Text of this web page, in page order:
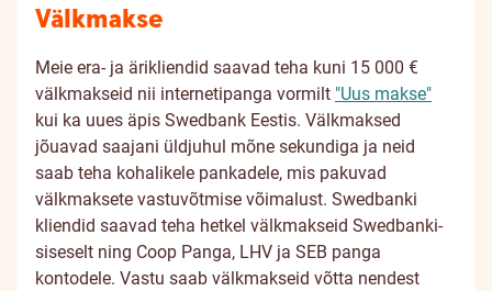
Välkmakse
Meie era- ja ärikliendid saavad teha kuni 15 000 €
välkmakseid nii internetipanga vormilt "Uus makse"
kui ka uues äpis Swedbank Eestis. Välkmaksed
jõuavad saajani üldjuhul mõne sekundiga ja neid
saab teha kohalikele pankadele, mis pakuvad
välkmaksete vastuvõtmise võimalust. Swedbanki
kliendid saavad teha hetkel välkmakseid Swedbanki-
siseselt ning Coop Panga, LHV ja SEB panga
kontodele. Vastu saab välkmakseid võtta nendest